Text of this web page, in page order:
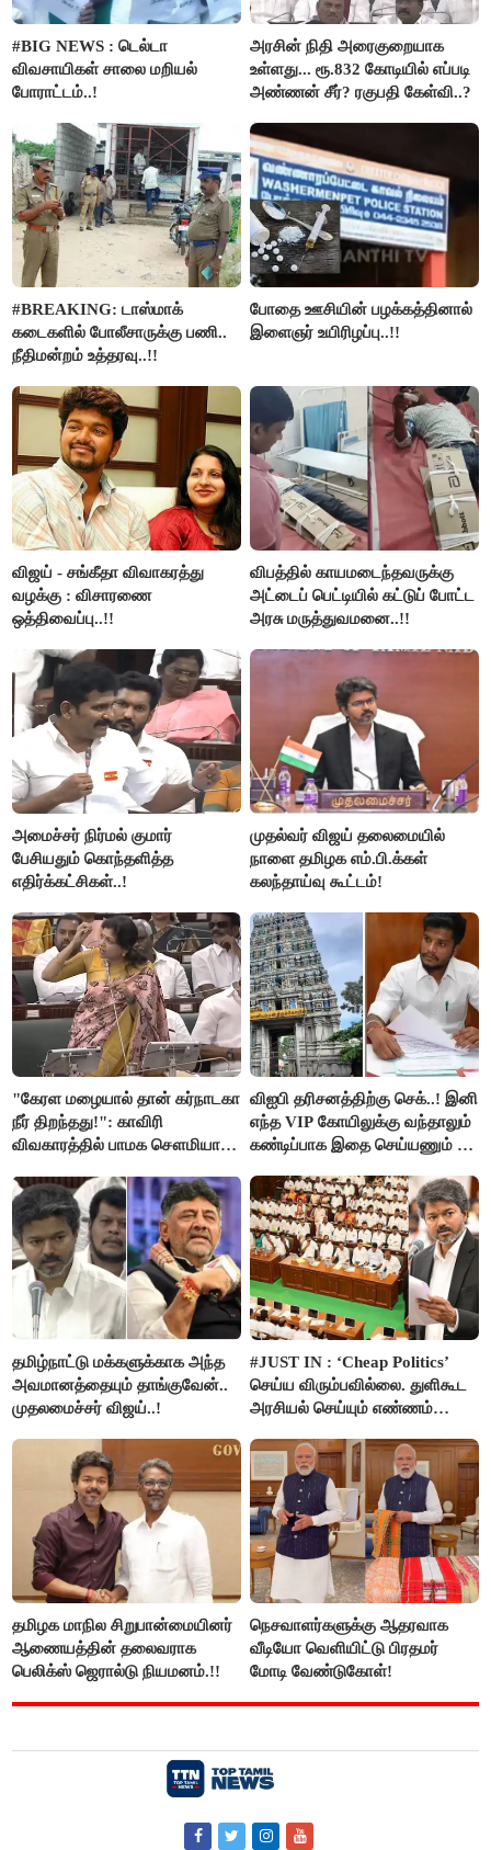
#BIG NEWS : டெல்டா
விவசாயிகள் சாலை மறியல்
போராட்டம்..!
அரசின் நிதி அரைகுறையாக
உள்ளது... ரூ.832 கோடியில் எப்படி
அண்ணன் சீர்? ரகுபதி கேள்வி..?
#BREAKING: டாஸ்மாக்
கடைகளில் போலீசாருக்கு பணி..
நீதிமன்றம் உத்தரவு..!!
போதை ஊசியின் பழக்கத்தினால்
இளைஞர் உயிரிழப்பு..!!
விஜய் - சங்கீதா விவாகரத்து
வழக்கு : விசாரணை
ஒத்திவைப்பு..!!
விபத்தில் காயமடைந்தவருக்கு
அட்டைப் பெட்டியில் கட்டுப் போட்ட
அரசு மருத்துவமனை..!!
அமைச்சர் நிர்மல் குமார்
பேசியதும் கொந்தளித்த
எதிர்க்கட்சிகள்..!
முதல்வர் விஜய் தலைமையில்
நாளை தமிழக எம்.பி.க்கள்
கலந்தாய்வு கூட்டம்!
"கேரள மழையால் தான் கர்நாடகா
நீர் திறந்தது!": காவிரி
விவகாரத்தில் பாமக சௌமியா
விஐபி தரிசனத்திற்கு செக்..! இனி
எந்த VIP கோயிலுக்கு வந்தாலும்
கண்டிப்பாக இதை செய்யணும் -
தமிழ்நாட்டு மக்களுக்காக அந்த
அவமானத்தையும் தாங்குவேன்..
முதலமைச்சர் விஜய்..!
#JUST IN : ‘Cheap Politics’
செய்ய விரும்பவில்லை. துளிகூட
அரசியல் செய்யும் எண்ணம்
விஜய் பதில்!
தமிழக மாநில சிறுபான்மையினர்
ஆணையத்தின் தலைவராக
பெலிக்ஸ் ஜெரால்டு நியமனம்.!!
நெசவாளர்களுக்கு ஆதரவாக
வீடியோ வெளியிட்டு பிரதமர்
மோடி வேண்டுகோள்!